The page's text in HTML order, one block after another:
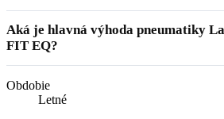
Aká je hlavná výhoda pneumatiky
FIT EQ?
Obdobie
Letné